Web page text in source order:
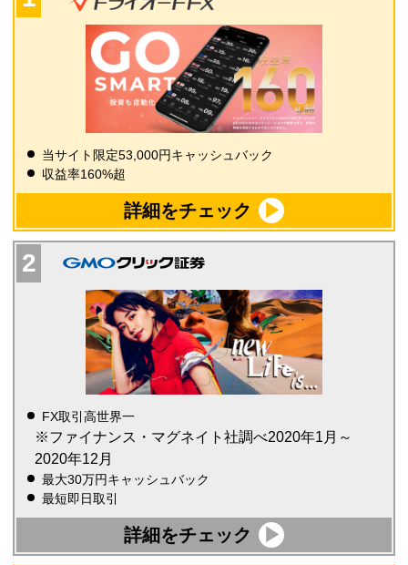
当サイト限定53,000円キャッシュバック
収益率160%超
詳細をチェック
FX取引高世界一
※ファイナンス・マグネイト社調べ2020年1月～
2020年12月
最大30万円キャッシュバック
最短即日取引
詳細をチェック